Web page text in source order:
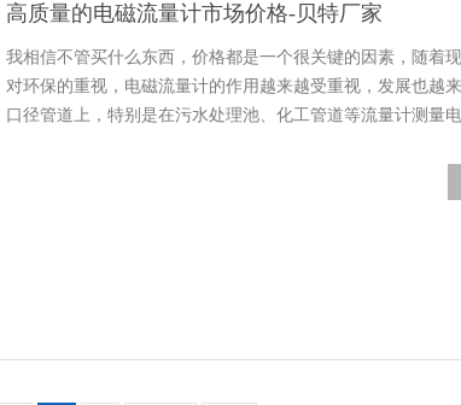
高质量的电磁流量计市场价格-贝特厂家
我相信不管买什么东西，价格都是一个很关键的因素，随着
对环保的重视，电磁流量计的作用越来越受重视，发展也越
口径管道上，特别是在污水处理池、化工管道等流量计测量